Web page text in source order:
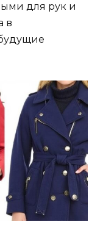
для рук и
в